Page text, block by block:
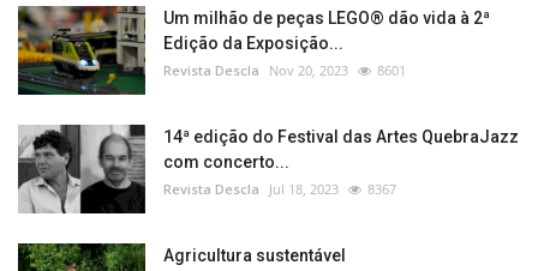
Um milhão de peças LEGO® dão vida à 2ª
Edição da Exposição...
Revista Descla Nov 20, 2023 8601
14ª edição do Festival das Artes QuebraJazz
com concerto...
Revista Descla Jul 18, 2023 8367
Agricultura sustentável